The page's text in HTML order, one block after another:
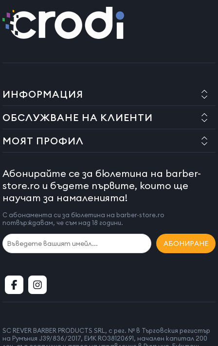
ИНФОРМАЦИЯ
ОБСЛУЖВАНЕ НА КЛИЕНТИ
МОЯТ ПРОФИЛ
Абонирайте се за бюлетина на barber-
store.ro и бъдете първите, които ще
научат за намаленията!
С абонамента си за бюлетина на barber-store.ro
потвърждавам, че съм над 18 години.
АБОНИРАНЕ
SC REVER BARBER PRODUCTS SRL, с рег. № в Търговския регистър
на Румъния J39/836/2017, ЕИК RO38120691, начален капитал 200